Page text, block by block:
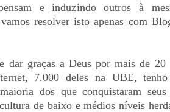
e induzindo outros à
resolver isto apenas com
dar graças a Deus por mais de
7.000 deles na UBE,
dos que conquistaram seus
de baixo e médios níveis